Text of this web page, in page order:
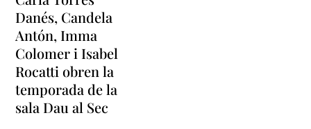
Danés, Candela
Antón, Imma
Colomer i Isabel
Rocatti obren la
temporada de la
sala Dau al Sec